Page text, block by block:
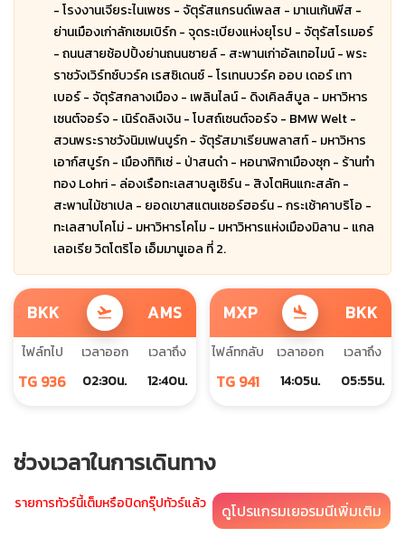
- โรงงานเจียระไนเพชร - จัตุรัสแกรนด์เพลส - มาเนเก้นพีส -
ย่านเมืองเก่าลักเซมเบิร์ก - จุดระเบียงแห่งยุโรป - จัตุรัสโรเมอร์
- ถนนสายช้อปปิ้งย่านถนนซายล์ - สะพานเก่าอัลเทอไมน์ - พระ
ราชวังเวิร์ทซ์บวร์ค เรสซิเดนซ์ - โรเทนบวร์ค ออบ เดอร์ เทา
เบอร์ - จัตุรัสกลางเมือง - เพลินไลน์ - ดิงเคิลส์บูล - มหาวิหาร
เซนต์จอร์จ - เนิร์ดลิงเงิน - โบสถ์เซนต์จอร์จ - BMW Welt -
สวนพระราชวังนิมเฟนบูร์ก - จัตุรัสมาเรียนพลาสท์ - มหาวิหาร
เอาก์สบูร์ก - เมืองทิทิเซ่ - ป่าสนดำ - หอนาฬิกาเมืองซุก - ร้านทำ
ทอง Lohri - ล่องเรือทะเลสาบลูเซิร์น - สิงโตหินแกะสลัก -
สะพานไม้ชาเปล - ยอดเขาสแตนเซอร์ฮอร์น - กระเช้าคาบริโอ -
ทะเลสาบโคโม่ - มหาวิหารโคโม - มหาวิหารแห่งเมืองมิลาน - แกล
เลอเรีย วิตโตริโอ เอ็มมานูเอล ที่ 2.
BKK flight_takeoff AMS
ไฟล์ทไป
TG 936
เวลาออก
02:30น.
เวลาถึง
12:40น.
MXP flight_land BKK
ไฟล์ทกลับ
TG 941
เวลาออก
14:05น.
เวลาถึง
05:55น.
ช่วงเวลาในการเดินทาง
รายการทัวร์นี้เต็มหรือปิดกรุ๊ปทัวร์แล้ว ดูโปรแกรมเยอรมนีเพิ่มเติม